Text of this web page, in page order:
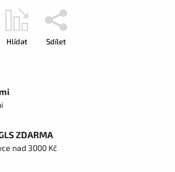
Hlídat Sdílet
ZDARMA
nad 3000 Kč